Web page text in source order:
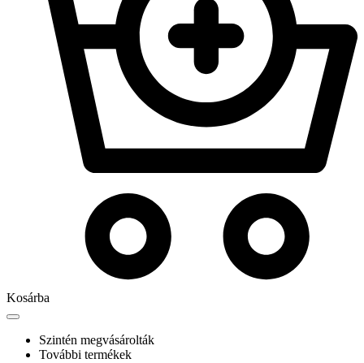
Kosárba
Szintén megvásárolták
További termékek